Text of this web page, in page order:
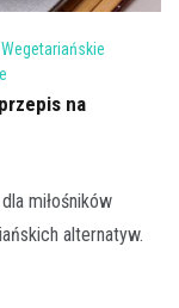
Wegetariańskie
na
miłośników
alternatyw.